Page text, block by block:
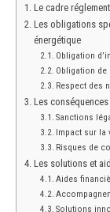
Le cadre
Les obligations
énergétique
Obligation
Obligation
Respect des
Les
Sanctions
Impact sur la
Risques de
Les solutions et
Aides
Solutions